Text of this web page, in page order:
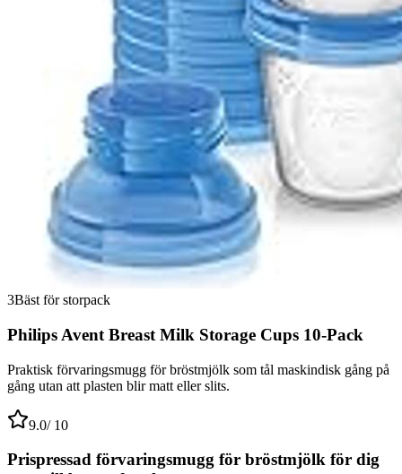
3Bäst för storpack
Philips Avent Breast Milk Storage Cups 10-Pack
Praktisk förvaringsmugg för bröstmjölk som tål maskindisk gång på
gång utan att plasten blir matt eller slits.
9.0/ 10
Prispressad förvaringsmugg för bröstmjölk för dig